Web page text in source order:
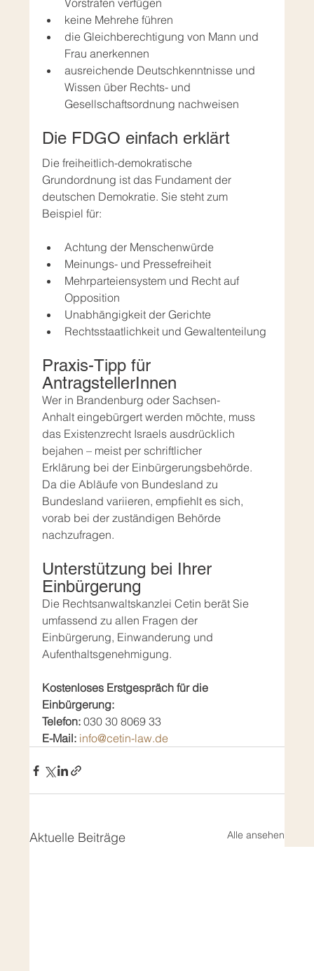
Vorstrafen verfügen
keine Mehrehe führen
die Gleichberechtigung von Mann und
Frau anerkennen
ausreichende Deutschkenntnisse und
Wissen über Rechts- und
Gesellschaftsordnung nachweisen
Die FDGO einfach erklärt
Die freiheitlich-demokratische
Grundordnung ist das Fundament der
deutschen Demokratie. Sie steht zum
Beispiel für:
Achtung der Menschenwürde
Meinungs- und Pressefreiheit
Mehrparteiensystem und Recht auf
Opposition
Unabhängigkeit der Gerichte
Rechtsstaatlichkeit und Gewaltenteilung
Praxis-Tipp für
AntragstellerInnen
Wer in Brandenburg oder Sachsen-
Anhalt eingebürgert werden möchte, muss
das Existenzrecht Israels ausdrücklich
bejahen – meist per schriftlicher
Erklärung bei der Einbürgerungsbehörde.
Da die Abläufe von Bundesland zu
Bundesland variieren, empfiehlt es sich,
vorab bei der zuständigen Behörde
nachzufragen.
Unterstützung bei Ihrer
Einbürgerung
Die Rechtsanwaltskanzlei Cetin berät Sie
umfassend zu allen Fragen der
Einbürgerung, Einwanderung und
Aufenthaltsgenehmigung.
Kostenloses Erstgespräch für die
Einbürgerung:
Telefon: 030 30 8069 33
E-Mail: info@cetin-law.de
Aktuelle Beiträge Alle ansehen